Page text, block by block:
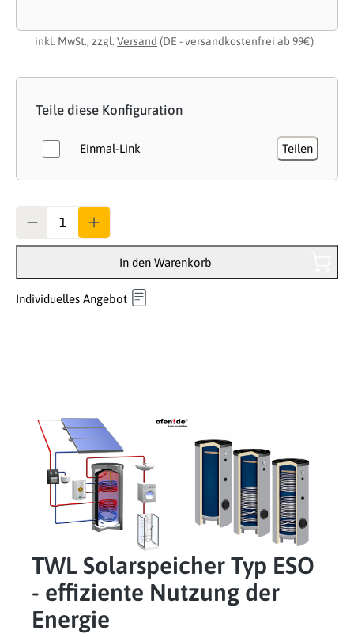
inkl. MwSt., zzgl. Versand (DE - versandkostenfrei ab 99€)
Teile diese Konfiguration
Einmal-Link Teilen
In den Warenkorb
Individuelles Angebot
TWL Solarspeicher Typ ESO
- effiziente Nutzung der
Energie